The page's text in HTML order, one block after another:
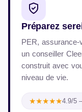
Préparez
PER, assurance-
un conseiller
construit avec
niveau de vie.
★★★★★4.9/5